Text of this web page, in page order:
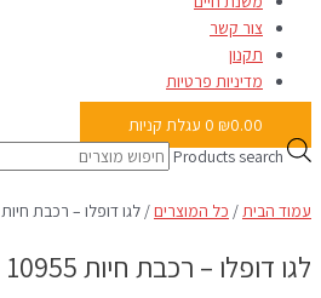
צור קשר
תקנון
מדיניות פרטיות
₪0.00
0 עגלת קניות
Products search
עמוד הבית/ כל המוצרים / לגו דופלו – רכבת חיות 10955
לגו דופלו – רכבת חיות 10955